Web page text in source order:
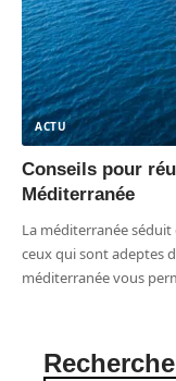
ACTU
Conseils pour
Méditerranée
La méditerranée
ceux qui sont adeptes
méditerranée vous
Recherche